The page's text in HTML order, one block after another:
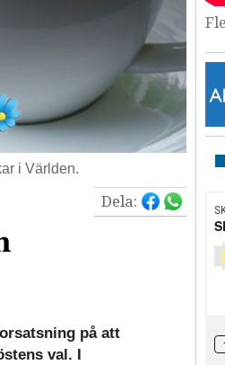
i Världen.
Dela:
på att
val. I